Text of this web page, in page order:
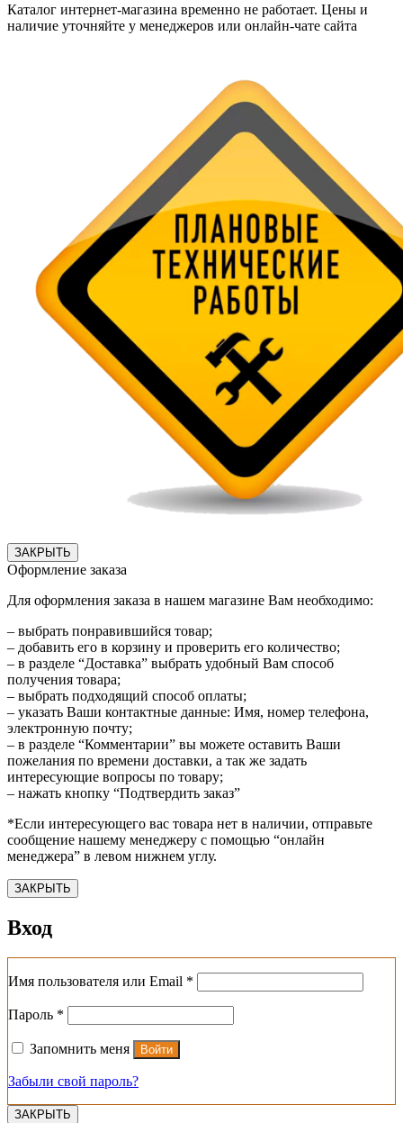
Каталог интернет-магазина временно не работает. Цены и
наличие уточняйте у менеджеров или онлайн-чате сайта
ЗАКРЫТЬ
Оформление заказа
Для оформления заказа в нашем магазине Вам необходимо:
– выбрать понравившийся товар;
– добавить его в корзину и проверить его количество;
– в разделе “Доставка” выбрать удобный Вам способ
получения товара;
– выбрать подходящий способ оплаты;
– указать Ваши контактные данные: Имя, номер телефона,
электронную почту;
– в разделе “Комментарии” вы можете оставить Ваши
пожелания по времени доставки, а так же задать
интересующие вопросы по товару;
– нажать кнопку “Подтвердить заказ”
*Если интересующего вас товара нет в наличии, отправьте
сообщение нашему менеджеру с помощью “онлайн
менеджера” в левом нижнем углу.
ЗАКРЫТЬ
Вход
Имя пользователя или Email *
Пароль *
Запомнить меня Войти
Забыли свой пароль?
ЗАКРЫТЬ